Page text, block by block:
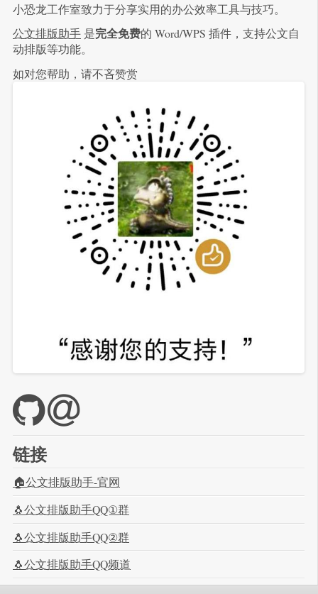
小恐龙工作室致力于分享实用的办公效率工具与技巧。
公文排版助手 是完全免费的 Word/WPS 插件，支持公文自
动排版等功能。
如对您帮助，请不吝赞赏
链接
🏠公文排版助手-官网
🐧公文排版助手QQ①群
🐧公文排版助手QQ②群
🐧公文排版助手QQ频道